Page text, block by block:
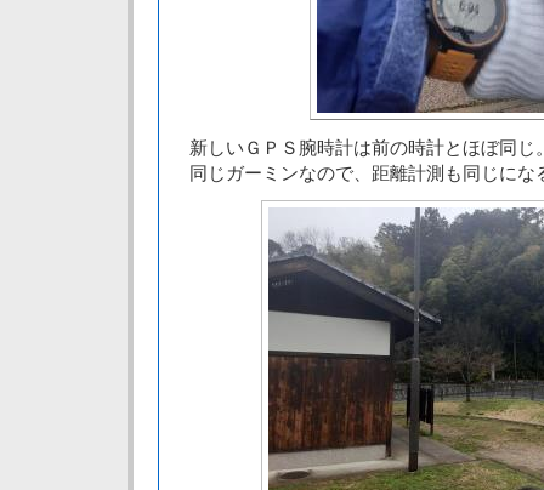
新しいＧＰＳ腕時計は前の時計とほぼ同じ
同じガーミンなので、距離計測も同じにな